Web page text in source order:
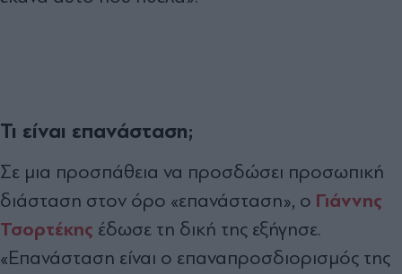
Τι είναι επανάσταση;
Σε μια προσπάθεια να προσδώσει προσωπική
διάσταση στον όρο «επανάσταση», ο Γιάννης
Τσορτέκης έδωσε τη δική της εξήγησε.
«Επανάσταση είναι ο επαναπροσδιορισμός της